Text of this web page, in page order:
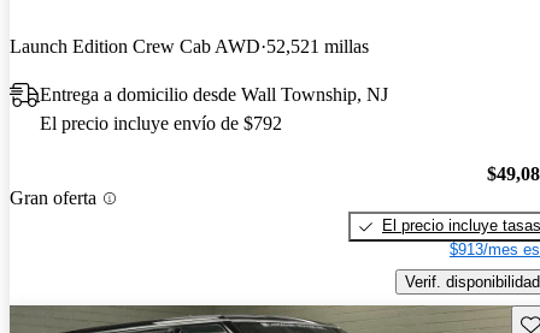
Launch Edition Crew Cab AWD 52,521 millas
Entrega a domicilio desde Wall Township, NJ
El precio incluye envío de $792
Gran oferta
El precio incluye tasas
$913/mes
Verif. disponibilidad